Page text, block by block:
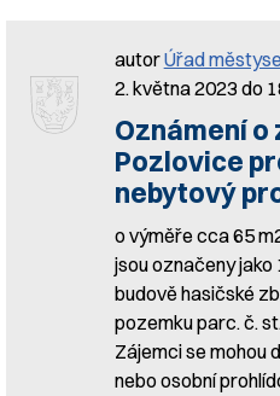
autorÚřad
2. května 2023 do
Oznámení
Pozlovice
nebytový
o výměře cca 65
jsou označeny jako
budově hasičské
pozemku parc. č.
Zájemci se mohou
nebo osobní